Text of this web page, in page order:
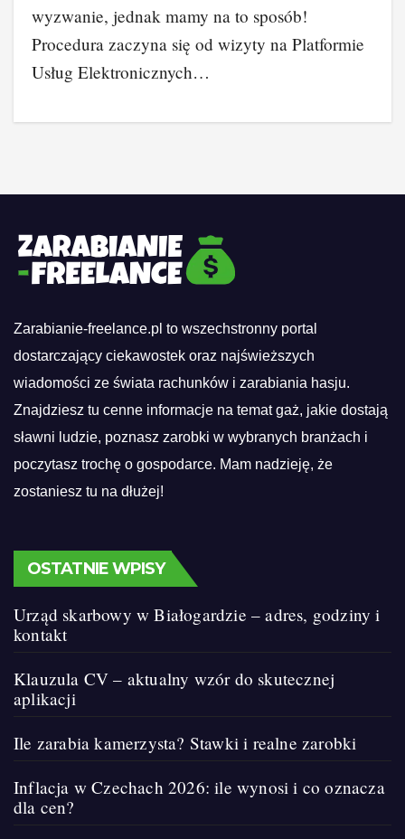
wyzwanie, jednak mamy na to sposób!
Procedura zaczyna się od wizyty na Platformie
Usług Elektronicznych…
Zarabianie-freelance.pl to wszechstronny portal
dostarczający ciekawostek oraz najświeższych
wiadomości ze świata rachunków i zarabiania hasju.
Znajdziesz tu cenne informacje na temat gaż, jakie dostają
sławni ludzie, poznasz zarobki w wybranych branżach i
poczytasz trochę o gospodarce. Mam nadzieję, że
zostaniesz tu na dłużej!
OSTATNIE WPISY
Urząd skarbowy w Białogardzie – adres, godziny i
kontakt
Klauzula CV – aktualny wzór do skutecznej
aplikacji
Ile zarabia kamerzysta? Stawki i realne zarobki
Inflacja w Czechach 2026: ile wynosi i co oznacza
dla cen?